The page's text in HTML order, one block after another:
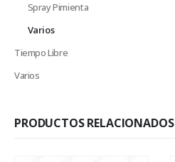
Spray Pimienta
Varios
Tiempo Libre
Varios
PRODUCTOS RELACIONADOS